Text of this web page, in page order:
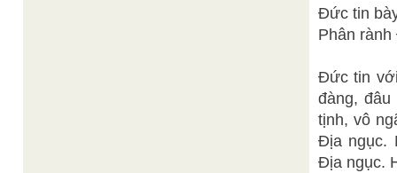
Đức tin
Phân
Đức tin
đàng,
tịnh, vô
Địa ngục.
Địa ngục.